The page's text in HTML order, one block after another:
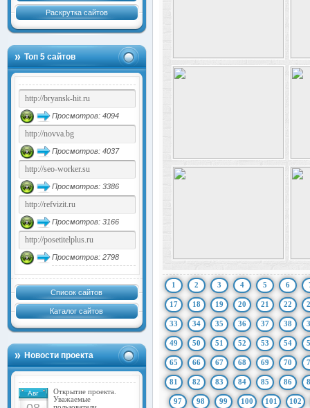
Раскрутка сайтов
Топ 5 сайтов
Просмотров: 4094
Просмотров: 4037
Просмотров: 3386
Просмотров: 3166
Просмотров: 2798
Список сайтов
Каталог сайтов
Новости проекта
Авг
Открытие проекта.
Уважаемые
1 2 3 4 5 6
17 18 19 20 21 22
33 34 35 36 37 38
49 50 51 52 53 54
65 66 67 68 69 70
81 82 83 84 85 86
97 98 99 100 101 102